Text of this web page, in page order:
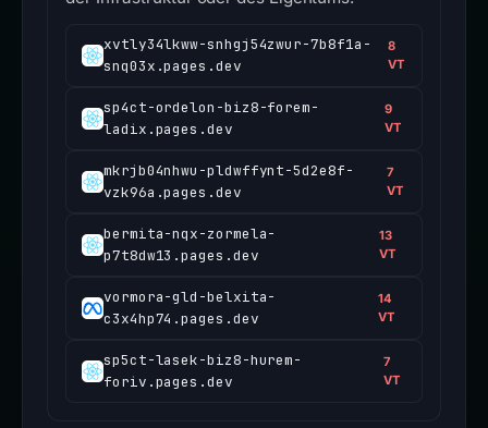
xvtly34lkww-snhgj54zwur-7b8f1a-
snq03x.pages.dev
8
VT
sp4ct-ordelon-biz8-forem-
ladix.pages.dev
9
VT
mkrjb04nhwu-pldwffynt-5d2e8f-
vzk96a.pages.dev
7
VT
bermita-nqx-zormela-
p7t8dw13.pages.dev
13
VT
vormora-gld-belxita-
c3x4hp74.pages.dev
14
VT
sp5ct-lasek-biz8-hurem-
foriv.pages.dev
7
VT